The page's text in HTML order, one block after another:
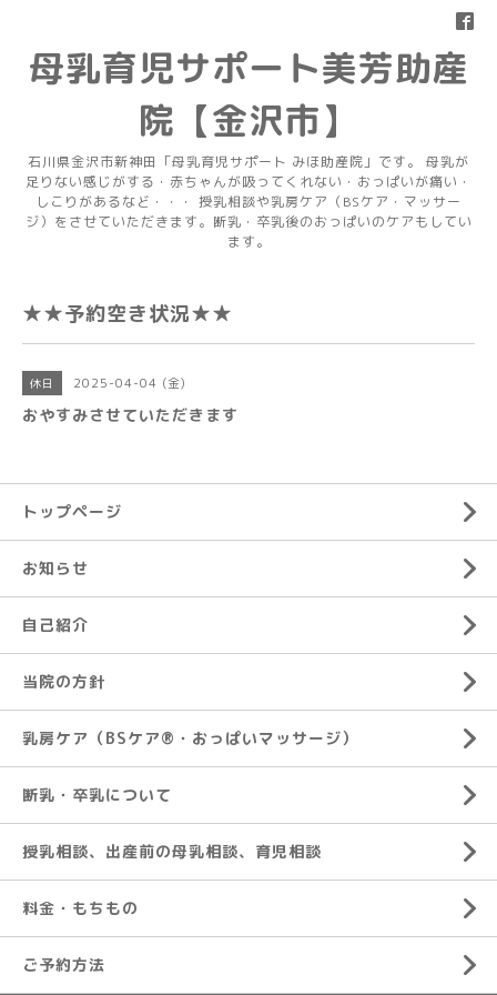
母乳育児サポート美芳助産
院【金沢市】
石川県金沢市新神田「母乳育児サポート みほ助産院」です。 母乳が
足りない感じがする・赤ちゃんが吸ってくれない・おっぱいが痛い・
しこりがあるなど・・・ 授乳相談や乳房ケア（BSケア・マッサー
ジ）をさせていただきます。断乳・卒乳後のおっぱいのケアもしてい
ます。
★★予約空き状況★★
休日 2025-04-04 (金)
おやすみさせていただきます
トップページ
お知らせ
自己紹介
当院の方針
乳房ケア（BSケア®︎・おっぱいマッサージ）
断乳・卒乳について
授乳相談、出産前の母乳相談、育児相談
料金・もちもの
ご予約方法